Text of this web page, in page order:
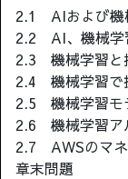
2.1 AIおよび機
2.2 AI、機械学
2.3 機械学習と
2.4 機械学習で
2.5 機械学習モ
2.6 機械学習ア
2.7 AWSのマ
章末問題